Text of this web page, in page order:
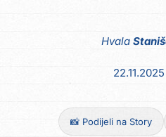
Hvala
📸 Podijeli na Story